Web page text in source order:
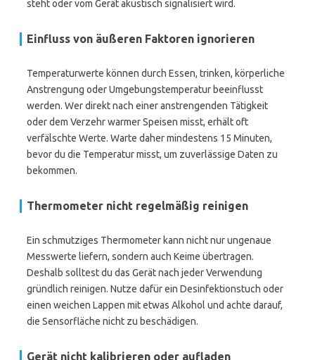
steht oder vom Gerät akustisch signalisiert wird.
Einfluss von äußeren Faktoren ignorieren
Temperaturwerte können durch Essen, trinken, körperliche
Anstrengung oder Umgebungstemperatur beeinflusst
werden. Wer direkt nach einer anstrengenden Tätigkeit
oder dem Verzehr warmer Speisen misst, erhält oft
verfälschte Werte. Warte daher mindestens 15 Minuten,
bevor du die Temperatur misst, um zuverlässige Daten zu
bekommen.
Thermometer nicht regelmäßig reinigen
Ein schmutziges Thermometer kann nicht nur ungenaue
Messwerte liefern, sondern auch Keime übertragen.
Deshalb solltest du das Gerät nach jeder Verwendung
gründlich reinigen. Nutze dafür ein Desinfektionstuch oder
einen weichen Lappen mit etwas Alkohol und achte darauf,
die Sensorfläche nicht zu beschädigen.
Gerät nicht kalibrieren oder aufladen